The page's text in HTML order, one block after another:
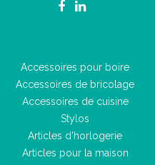
Accessoires pour boire
Accessoires de bricolage
Accessoires de cuisine
Stylos
Articles d'horlogerie
Articles pour la maison